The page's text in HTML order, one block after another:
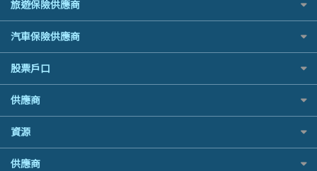
24小時貸款
最佳循環貸款
National Resources 中潤物業按揭
OCBC 華僑銀行
PrimeCredit 安信信貸
Rabbit Credit月兔信貸
Standard Chartered 渣打銀行
UA 亞洲聯合財務
WeLab Bank
Visa信用卡
萬事達卡
銀聯信用卡
高獎賞信用卡推薦
Standard Chartered渣打銀行
安信EarnMORE
AEON
東亞銀行
SIM
機票優惠碼
家居保險
家傭保險
寵物保險
定期人壽保險
年金資訊
樓宇火險
泰國旅遊保險及資訊
台灣旅遊保險及資訊
韓國旅遊保險及資訊
歐洲旅遊保險及資訊
越南旅遊保險及資訊
長者嘆世界
家庭親子遊
全年周圍飛
旅遊保險供應商
AXA 安盛
AIG 美亞
Allianz 安聯
Allied World 世聯
Avo
中國銀行
Blue Cross 藍十字
汽車保險供應商
大新汽車保險
中銀汽車保險
Allianz安聯汽車保險
bolttech保障汽車保險
Zurich蘇黎世汽車保險
QBE昆士蘭汽車保險
股票戶口
富途證券
IB盈透證券
老虎證券
uSMART 盈立證券
供應商
富途牛牛好唔好？
Webull微牛證券好唔好？
Longbridge長橋證券好唔好？
資源
股票戶口開戶
供應商